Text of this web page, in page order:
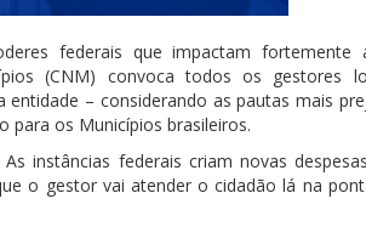
federais que impactam
(CNM) convoca todos os gestores
– considerando as pautas mais
para os Municípios brasileiros.
instâncias federais criam novas
o gestor vai atender o cidadão lá na